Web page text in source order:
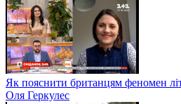
Як пояснити британцям феномен
Оля Геркулес